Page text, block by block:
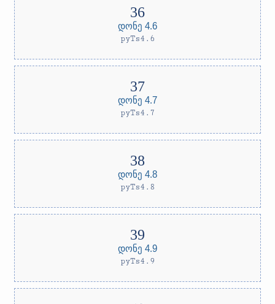
დონე 4.6
pyTs4.6
დონე 4.7
pyTs4.7
დონე 4.8
pyTs4.8
დონე 4.9
pyTs4.9